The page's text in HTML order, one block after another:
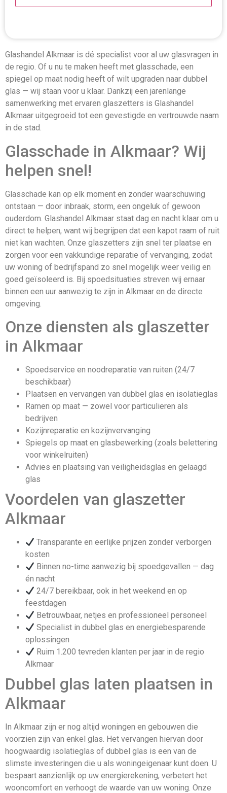
Glashandel Alkmaar is dé specialist voor al uw glasvragen in
de regio. Of u nu te maken heeft met glasschade, een
spiegel op maat nodig heeft of wilt upgraden naar dubbel
glas — wij staan voor u klaar. Dankzij een jarenlange
samenwerking met ervaren glaszetters is Glashandel
Alkmaar uitgegroeid tot een gevestigde en vertrouwde naam
in de stad.
Glasschade in Alkmaar? Wij
helpen snel!
Glasschade kan op elk moment en zonder waarschuwing
ontstaan — door inbraak, storm, een ongeluk of gewoon
ouderdom. Glashandel Alkmaar staat dag en nacht klaar om u
direct te helpen, want wij begrijpen dat een kapot raam of ruit
niet kan wachten. Onze glaszetters zijn snel ter plaatse en
zorgen voor een vakkundige reparatie of vervanging, zodat
uw woning of bedrijfspand zo snel mogelijk weer veilig en
goed geïsoleerd is. Bij spoedsituaties streven wij ernaar
binnen een uur aanwezig te zijn in Alkmaar en de directe
omgeving.
Onze diensten als glaszetter
in Alkmaar
Spoedservice en noodreparatie van ruiten (24/7
beschikbaar)
Plaatsen en vervangen van dubbel glas en isolatieglas
Ramen op maat — zowel voor particulieren als
bedrijven
Kozijnreparatie en kozijnvervanging
Spiegels op maat en glasbewerking (zoals belettering
voor winkelruiten)
Advies en plaatsing van veiligheidsglas en gelaagd
glas
Voordelen van glaszetter
Alkmaar
Transparante en eerlijke prijzen zonder verborgen
kosten
Binnen no-time aanwezig bij spoedgevallen — dag
én nacht
24/7 bereikbaar, ook in het weekend en op
feestdagen
Betrouwbaar, netjes en professioneel personeel
Specialist in dubbel glas en energiebesparende
oplossingen
Ruim 1.200 tevreden klanten per jaar in de regio
Alkmaar
Dubbel glas laten plaatsen in
Alkmaar
In Alkmaar zijn er nog altijd woningen en gebouwen die
voorzien zijn van enkel glas. Het vervangen hiervan door
hoogwaardig isolatieglas of dubbel glas is een van de
slimste investeringen die u als woningeigenaar kunt doen. U
bespaart aanzienlijk op uw energierekening, verbetert het
wooncomfort en verhoogt de waarde van uw woning. Onze